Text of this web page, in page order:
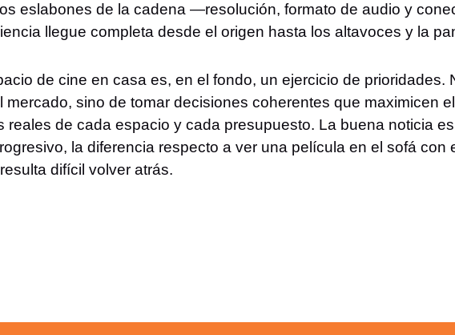
eslabones de la cadena —resolución, formato de audio y
llegue completa desde el origen hasta los altavoces y la
de cine en casa es, en el fondo, un ejercicio de prioridades.
mercado, sino de tomar decisiones coherentes que maximicen
reales de cada espacio y cada presupuesto. La buena noticia
la diferencia respecto a ver una película en el sofá con
difícil volver atrás.